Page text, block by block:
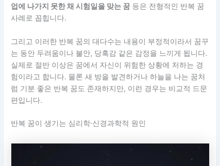
업에 나가지 못한 채 시험일을 맞는 꿈 등은 전형적인 반복 꿈
사례로 꼽힙니다.
그리고 이러한 반복 꿈의 대다수는 내용이 부정적이라서 꿈꾸
는 동안 두려움이나 불안, 당혹감 같은 감정을 느끼게 됩니다.
실제로 절반 이상은 꿈에서 자신이 위험한 상황에 처하는 경
험이라고 합니다. 물론 새 방을 발견하거나 하늘을 나는 꿈처
럼 기분 좋은 반복 꿈도 존재하지만, 이런 경우는 비교적 드문
편입니다.
반복 꿈이 생기는 심리학·신경과학적 원인